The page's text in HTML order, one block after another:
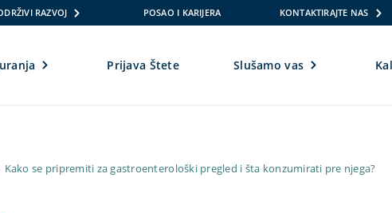
RAZVOJ POSAO I KARIJERA KONTAKTIRAJTE NAS
Prijava Štete Slušamo vas
Kako se pripremiti za gastroenterološki pregled i šta konzumirati pre njega?